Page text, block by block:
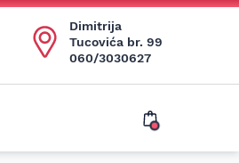
Dimitrija
Tucovića br. 99
060/3030627